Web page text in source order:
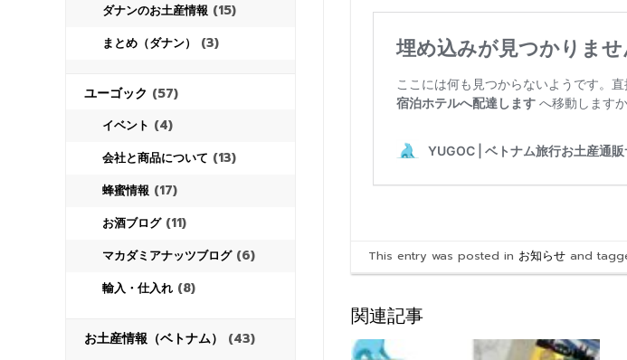
ダナンのお土産情報 (15)
まとめ（ダナン） (3)
ユーゴック (57)
イベント (4)
会社と商品について (13)
蜂蜜情報 (17)
お酒ブログ(11)
マカダミアナッツブログ(6)
輸入・仕入れ (8)
お土産情報（ベトナム） (43)
This entry was posted in お知らせ and
関連記事